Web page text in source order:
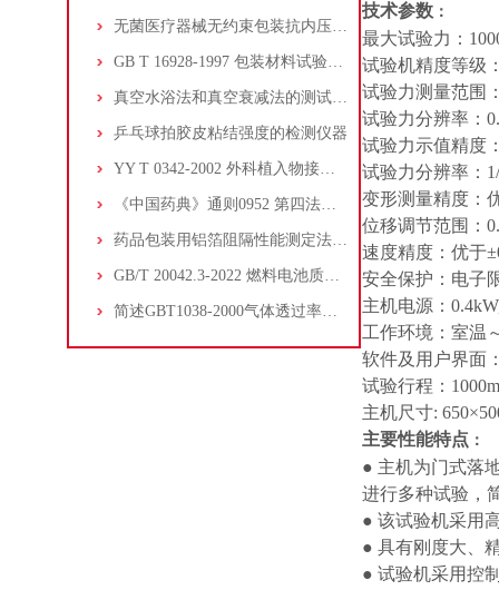
无菌医疗器械无约束包装抗内压破坏符合YYT 0681.3-2010标准
GB T 16928-1997 包装材料试验方法 透湿率
真空水浴法和真空衰减法的测试原理和设备选择
乒乓球拍胶皮粘结强度的检测仪器
YY T 0342-2002 外科植入物接骨板四点弯曲的测定
《中国药典》通则0952 第四法黏着力测定法
药品包装用铝箔阻隔性能测定法-杯式法
GB/T 20042.3-2022 燃料电池质子交换膜透气性测试方法
简述GBT1038-2000气体透过率的测定方法
技术参数：
最大试验力：
试验机精度等级
试验力测量范围
试验力分辨率：
试验力示值精度
试验力分辨率：
变形测量精度：
位移调节范围：
速度精度：优于
安全保护：电子
主机电源：
工作环境：室温
软件及用户界面
试验行程：
主机尺寸:
主要性能特点 ：
● 主机为门式落
进行多种试验，
● 该试验机采用
● 具有刚度大、
● 试验机采用控